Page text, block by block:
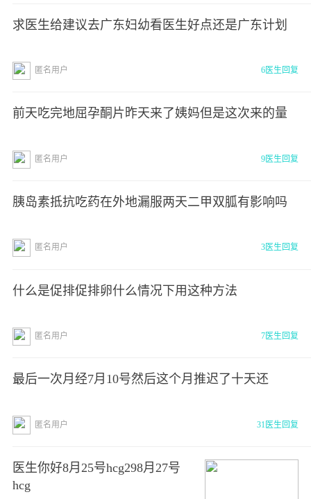
求医生给建议去广东妇幼看医生好点还是广东计划
匿名用户 6医生回复
前天吃完地屈孕酮片昨天来了姨妈但是这次来的量
匿名用户 9医生回复
胰岛素抵抗吃药在外地漏服两天二甲双胍有影响吗
匿名用户 3医生回复
什么是促排促排卵什么情况下用这种方法
匿名用户 7医生回复
最后一次月经7月10号然后这个月推迟了十天还
匿名用户 31医生回复
医生你好8月25号hcg298月27号
hcg